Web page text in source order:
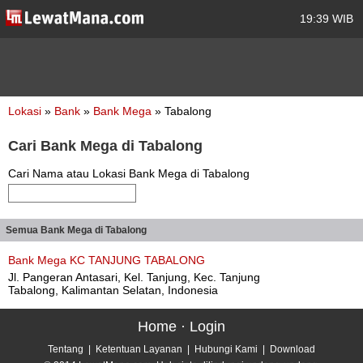
19:39 WIB
Lokasi » Bank » Bank Mega » Tabalong
Cari Bank Mega di Tabalong
Cari Nama atau Lokasi Bank Mega di Tabalong
Semua Bank Mega di Tabalong
Bank Mega KC TANJUNG TABALONG
Jl. Pangeran Antasari, Kel. Tanjung, Kec. Tanjung
Tabalong, Kalimantan Selatan, Indonesia
Home · Login
Tentang Ketentuan Layanan Hubungi Kami
Download